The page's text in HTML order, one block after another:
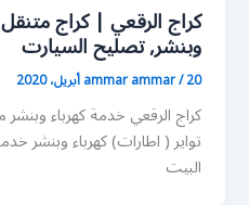
وبنشر, تصليح السيارت
ammar ammar/20 أبريل، 2020
كراج الرقعي خدمة كهرباء
تواير ( اطارات) كهرباء وبنشر
البيت